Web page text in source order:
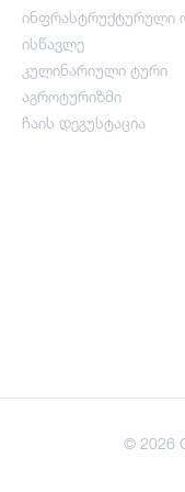
გართობა /
ჩაის დეგუსტაცია
ინფრასტრუქტურული
ისწავლე
კულინარიული ტური
აგროტურიზმი
ჩაის დეგუსტაცია
© 2026